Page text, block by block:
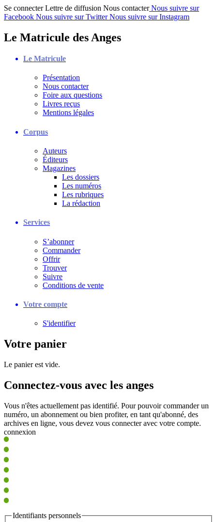
Se connecter Lettre de diffusion Nous contacter Nous suivre sur
Facebook Nous suivre sur Twitter Nous suivre sur Instagram
Le Matricule des Anges
Le Matricule
Présentation
Nous contacter
Foire aux questions
Livres reçus
Mentions légales
Corpus
Auteurs
Éditeurs
Magazines
Les dossiers
Les numéros
Les rubriques
La rédaction
Services
S’abonner
Commander
Offrir
Trouver
Suivre
Conditions de vente
Votre compte
S'identifier
Votre panier
Le panier est vide.
Connectez-vous avec les anges
Vous n'êtes actuellement pas identifié. Pour pouvoir commander un
numéro, un abonnement ou bien profiter, en tant qu'abonné, des
archives en ligne, vous devez vous connecter avec votre compte.
connexion
Identifiants personnels